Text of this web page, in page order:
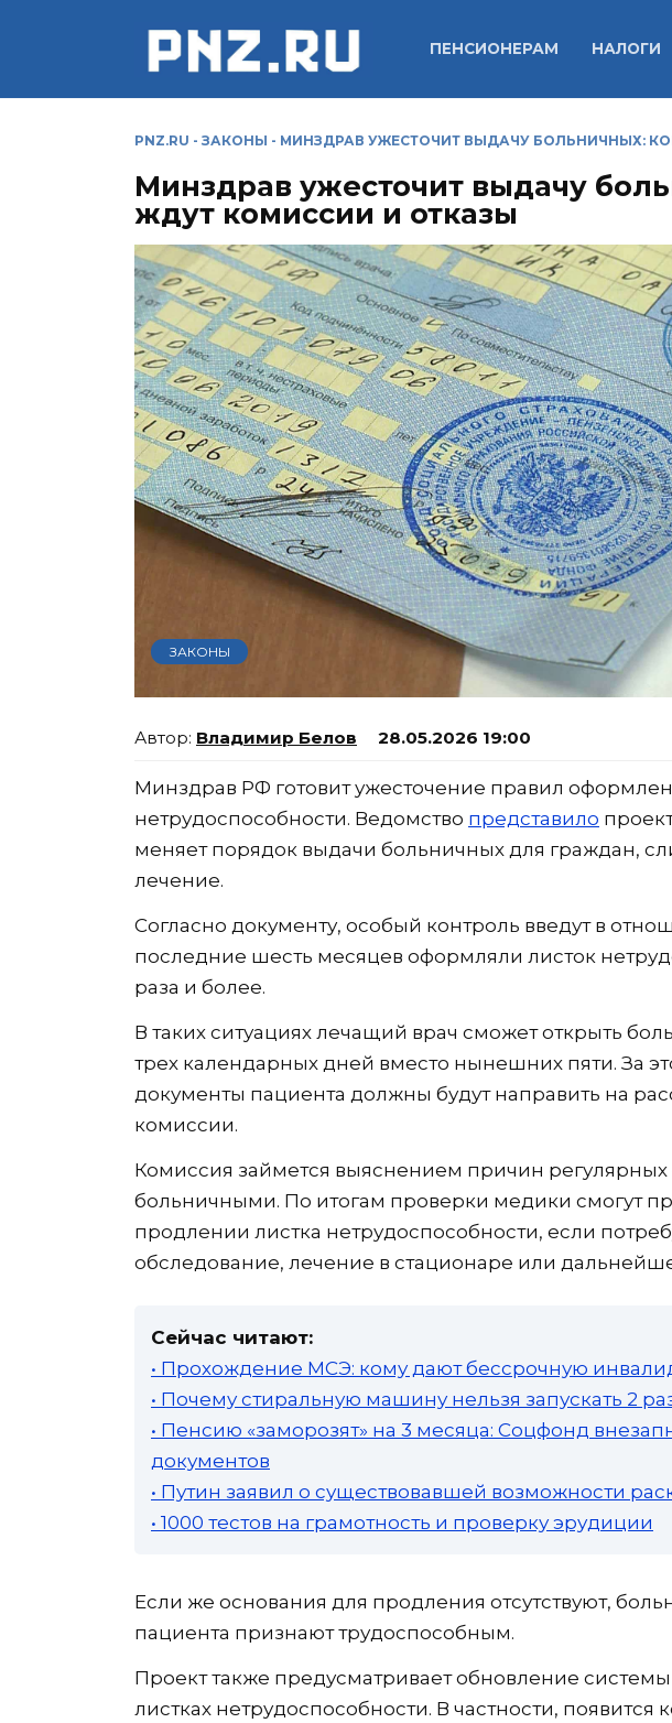
ПЕНСИОНЕРАМ НАЛОГИ
PNZ.RU - ЗАКОНЫ - МИНЗДРАВ УЖЕСТОЧИТ ВЫДАЧУ БОЛЬНИЧНЫХ:
Минздрав ужесточит выдачу
ждут комиссии и отказы
ЗАКОНЫ
Владимир Белов 28.05.2026 19:00
Минздрав РФ готовит ужесточение правил
нетрудоспособности. Ведомство представило
меняет порядок выдачи больничных для граждан,
лечение.
Согласно документу, особый контроль введут в
последние шесть месяцев оформляли листок
раза и более.
В таких ситуациях лечащий врач сможет открыть
трех календарных дней вместо нынешних пяти. За
документы пациента должны будут направить на
комиссии.
Комиссия займется выяснением причин
больничными. По итогам проверки медики смогут
продлении листка нетрудоспособности, если
обследование, лечение в стационаре или
Сейчас читают:
• Прохождение МСЭ: кому дают бессрочную
• Почему стиральную машину нельзя запускать 2
• Пенсию «заморозят» на 3 месяца: Соцфонд
документов
• Путин заявил о существовавшей возможности
• 1000 тестов на грамотность и проверку эрудиции
Если же основания для продления отсутствуют,
пациента признают трудоспособным.
Проект также предусматривает обновление
листках нетрудоспособности. В частности,